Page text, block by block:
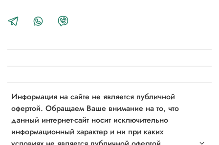
Информация на сайте не является публичной
офертой. Обращаем Ваше внимание на то, что
данный интернет-сайт носит исключительно
информационный характер и ни при каких